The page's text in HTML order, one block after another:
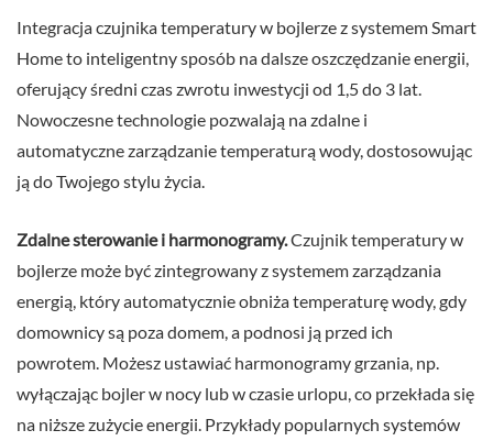
Integracja czujnika temperatury w bojlerze z systemem Smart
Home to inteligentny sposób na dalsze oszczędzanie energii,
oferujący średni czas zwrotu inwestycji od 1,5 do 3 lat.
Nowoczesne technologie pozwalają na zdalne i
automatyczne zarządzanie temperaturą wody, dostosowując
ją do Twojego stylu życia.
Zdalne sterowanie i harmonogramy.Czujnik temperatury w
bojlerze może być zintegrowany z systemem zarządzania
energią, który automatycznie obniża temperaturę wody, gdy
domownicy są poza domem, a podnosi ją przed ich
powrotem. Możesz ustawiać harmonogramy grzania, np.
wyłączając bojler w nocy lub w czasie urlopu, co przekłada się
na niższe zużycie energii. Przykłady popularnych systemów